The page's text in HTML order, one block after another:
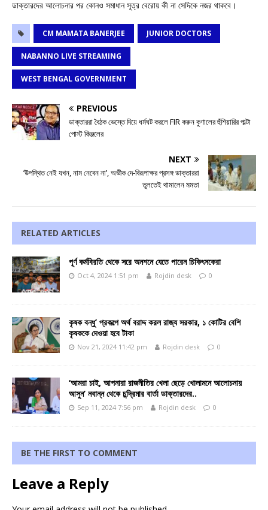
ডাক্তারদের আলোচনার পর কোনও সমাধান সূত্র বেরোয় কী না সেদিকে নজর থাকবে।
CM MAMATA BANERJEE JUNIOR DOCTORS
NABANNO LIVE STREAMING
WEST BENGAL GOVERNMENT
PREVIOUS
ডাক্তাররা বৈঠক ভেস্তে দিয়ে ধর্মঘট করলে FIR করুন কুণালের হুঁশিয়ারির পাল্টা
পোস্ট কিঞ্জলের
NEXT
’উপস্থিত নেই যখন, নাম নেবেন না’, অভীক দে-বিরূপাক্ষর প্রসঙ্গ ডাক্তাররা
তুলতেই থামালেন মমতা
RELATED ARTICLES
পূর্ণ কর্মবিরতি থেকে সরে অনশনে যেতে পারেন চিকিৎসকেরা
Oct 4, 2024 1:51 pm Rojdin desk 0
কৃষক বন্ধু’ প্রকল্পে অর্থ বরাদ্দ করল রাজ্য সরকার, ১ কোটির বেশি
কৃষককে দেওয়া হবে টাকা
Nov 21, 2024 11:42 pm Rojdin desk 0
‘আমরা চাই, আপনারা রাজনীতির খেলা ছেড়ে খোলামনে আলোচনায়
আসুন’ নবান্ন থেকে চন্দ্রিমার বার্তা ডাক্তারদের..
Sep 11, 2024 7:56 pm Rojdin desk 0
BE THE FIRST TO COMMENT
Leave a Reply